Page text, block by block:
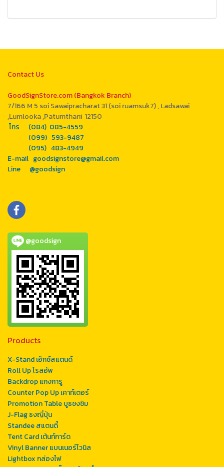
Contact Us
GoodSignStore.com (Bangkok Branch)
7/166 M 5 soi Sawaipracharat 31 (soi ruamsuk7) , Ladsawai
,Lumlooka ,Patumthani 12150
โทร (084) 085-4559
(099) 593-9487
(095) 483-4949
E-mail goodsignstore@gmail.com
Line @goodsign
@goodsign
Products
X-Stand เอ็กซ์สแตนด์
Roll Up โรลอัพ
Backdrop แกงการู
Counter Pop Up เคาท์เตอร์
Promotion Table บูธชงชิม
J-Flag ธงญี่ปุ่น
Standee สแตนดี้
Tent Card เต้นท์การ์ด
Vinyl Banner แบนเนอร์ไวนิล
Lightbox กล่องไฟ